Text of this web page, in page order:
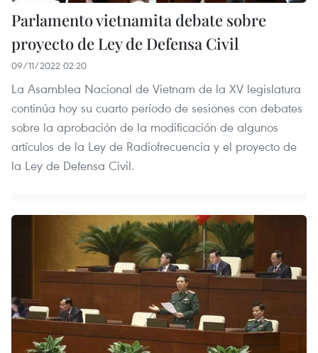
Parlamento vietnamita debate sobre
proyecto de Ley de Defensa Civil
09/11/2022 02:20
La Asamblea Nacional de Vietnam de la XV legislatura
continúa hoy su cuarto período de sesiones con debates
sobre la aprobación de la modificación de algunos
artículos de la Ley de Radiofrecuencia y el proyecto de
la Ley de Defensa Civil.